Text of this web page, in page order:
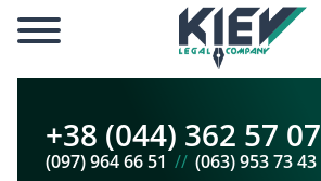
+38 (044) 362 57 07
(097) 964 66 51 // (063) 953 73 43